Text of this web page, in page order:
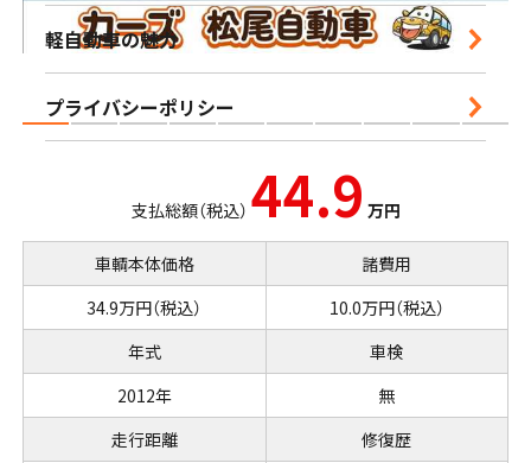
軽自動車の魅力
プライバシーポリシー
鹿児島店
営業時間｜10:00-16:00 定休日｜毎週水曜日
支払総額（税込） 44.9 万円
車輌本体価格
34.9万円（税込）
年式
2012年
走行距離
諸費用
10.0万円（税込）
車検
無
修復歴